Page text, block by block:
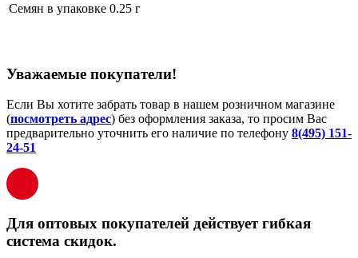
Семян в упаковке 0.25 г
Уважаемые покупатели!
Если Вы хотите забрать товар в нашем розничном магазине
(посмотреть адрес) без оформления заказа, то просим Вас
предварительно уточнить его наличие по телефону 8(495) 151-
24-51
Для оптовых покупателей действует гибкая
система скидок.